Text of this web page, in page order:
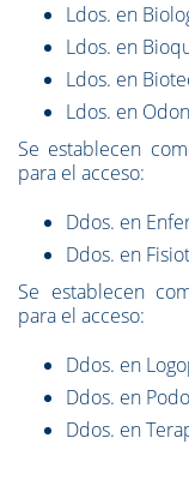
Ldos. en
Ldos. en
Ldos. en
Ldos. en
Se establecen
para el acceso:
Ddos. en
Ddos. en
Se establecen
para el acceso:
Ddos. en
Ddos. en
Ddos. en